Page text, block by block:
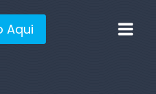
Aqui